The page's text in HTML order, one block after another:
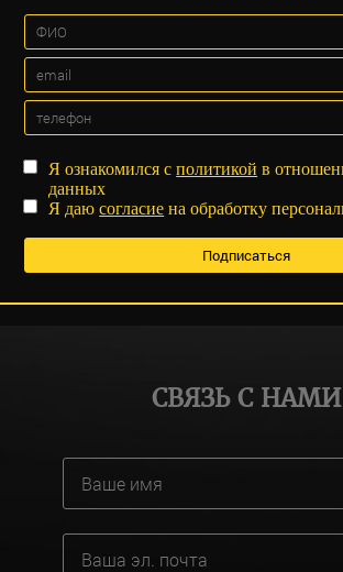
Я ознакомился сполитикой в
данных
Я даюсогласие на обработку
СВЯЗЬ С НАМИ